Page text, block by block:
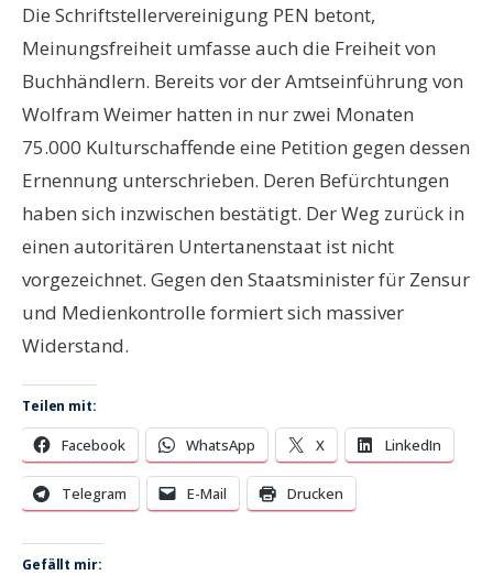
Die Schriftstellervereinigung PEN betont,
Meinungsfreiheit umfasse auch die Freiheit von
Buchhändlern. Bereits vor der Amtseinführung von
Wolfram Weimer hatten in nur zwei Monaten
75.000 Kulturschaffende eine Petition gegen dessen
Ernennung unterschrieben. Deren Befürchtungen
haben sich inzwischen bestätigt. Der Weg zurück in
einen autoritären Untertanenstaat ist nicht
vorgezeichnet. Gegen den Staatsminister für Zensur
und Medienkontrolle formiert sich massiver
Widerstand.
Teilen mit:
Facebook WhatsApp X LinkedIn
Telegram E-Mail Drucken
Gefällt mir: